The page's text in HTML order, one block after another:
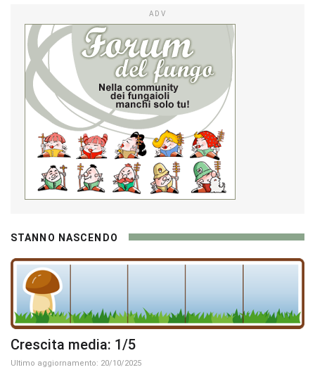
ADV
STANNO NASCENDO
Crescita media: 1/5
Ultimo aggiornamento: 20/10/2025